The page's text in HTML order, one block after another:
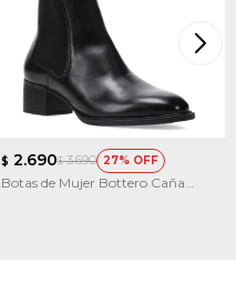
$ 2.690$ 3.690 27
Botas de Mujer Bottero Caña